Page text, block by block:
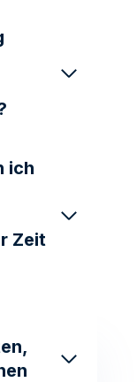
ich
Zeit